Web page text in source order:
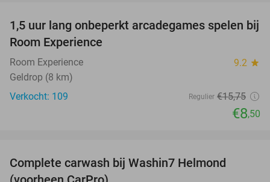
46%
1,5 uur lang onbeperkt arcadegames spelen bij
Room Experience
Room Experience 9.2 star
Geldrop (8 km)
Verkocht: 109
Regulier €15,75
€8,50
Complete carwash bij Washin7 Helmond